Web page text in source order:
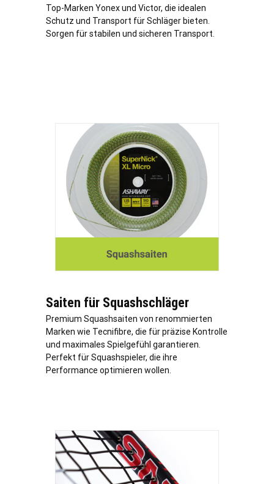
Top-Marken Yonex und Victor, die idealen
Schutz und Transport für Schläger bieten.
Sorgen für stabilen und sicheren Transport.
Saiten für Squashschläger
Premium Squashsaiten von renommierten
Marken wie Tecnifibre, die für präzise Kontrolle
und maximales Spielgefühl garantieren.
Perfekt für Squashspieler, die ihre
Performance optimieren wollen.